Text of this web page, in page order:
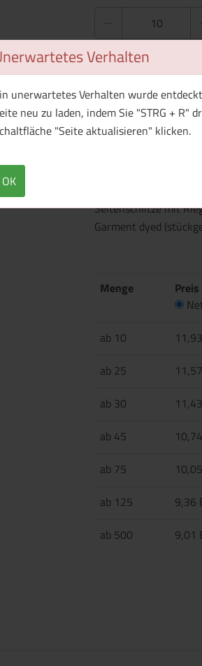
Verhalten
unerwartetes Verhalten wurde
neu zu laden, indem Sie "STRG + R"
"Seite aktualisieren" klicken.
OK
Überblick
Flachstrick-
mit 2 gleichfarbigen
Seitenschlitze mit
Garment dyed
Menge
ab 10
ab 25
ab 30
ab 45
ab 75
ab 125
9,36
ab 500
9,01